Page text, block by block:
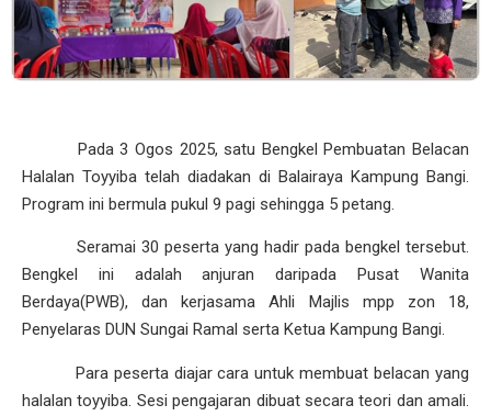
Pada 3 Ogos 2025, satu Bengkel Pembuatan Belacan
Halalan Toyyiba telah diadakan di Balairaya Kampung Bangi.
Program ini bermula pukul 9 pagi sehingga 5 petang.
Seramai 30 peserta yang hadir pada bengkel tersebut.
Bengkel ini adalah anjuran daripada Pusat Wanita
Berdaya(PWB), dan kerjasama Ahli Majlis mpp zon 18,
Penyelaras DUN Sungai Ramal serta Ketua Kampung Bangi.
Para peserta diajar cara untuk membuat belacan yang
halalan toyyiba. Sesi pengajaran dibuat secara teori dan amali.